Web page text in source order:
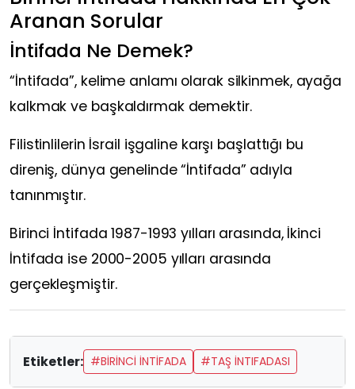
Aranan Sorular
İntifada Ne Demek?
“İntifada”, kelime anlamı olarak silkinmek, ayağa
kalkmak ve başkaldırmak demektir.
Filistinlilerin İsrail işgaline karşı başlattığı bu
direniş, dünya genelinde “İntifada” adıyla
tanınmıştır.
Birinci İntifada 1987-1993 yılları arasında, İkinci
İntifada ise 2000-2005 yılları arasında
gerçekleşmiştir.
Etiketler: #BİRİNCİ İNTİFADA #TAŞ İNTIFADASI